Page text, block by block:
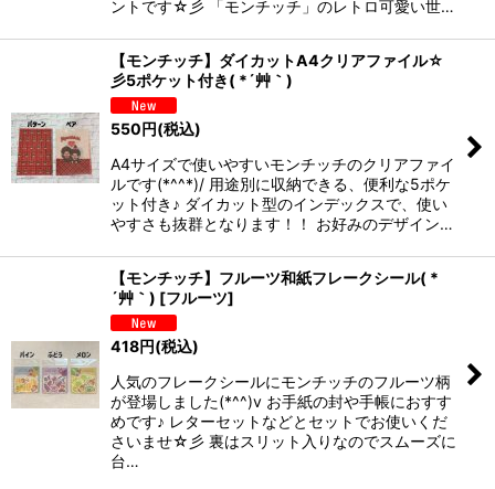
ントです☆彡 「モンチッチ」のレトロ可愛い世…
【モンチッチ】ダイカットA4クリアファイル☆
彡5ポケット付き( *´艸｀)
550円(税込)
A4サイズで使いやすいモンチッチのクリアファイ
ルです(*^^*)/ 用途別に収納できる、便利な5ポケ
ット付き♪ ダイカット型のインデックスで、使い
やすさも抜群となります！！ お好みのデザイン…
【モンチッチ】フルーツ和紙フレークシール( *
´艸｀) [フルーツ]
418円(税込)
人気のフレークシールにモンチッチのフルーツ柄
が登場しました(*^^)v お手紙の封や手帳におすす
めです♪ レターセットなどとセットでお使いくだ
さいませ☆彡 裏はスリット入りなのでスムーズに
台…